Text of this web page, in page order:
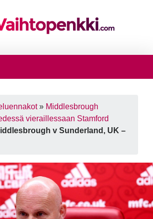
» Middlesbrough
vieraillessaan Stamford
v Sunderland, UK –